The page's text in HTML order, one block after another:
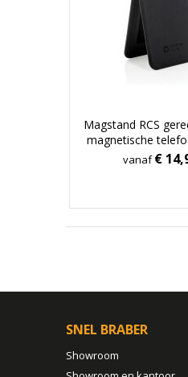
Magstand RCS
magnetische
vanaf€
SNEL BRABER
Showroom